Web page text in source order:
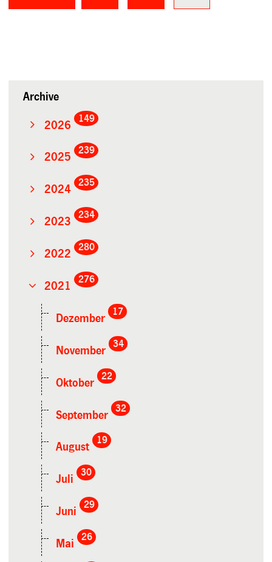
Archive
2026
149
2025
239
2024
235
2023
234
2022
280
2021
276
Dezember
17
November
34
Oktober
22
September
32
August
19
Juli
30
Juni
29
Mai
26